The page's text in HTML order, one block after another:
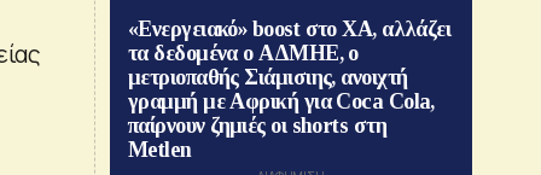
«Ενεργειακό» boost στο ΧΑ, αλλάζει
τα δεδομένα ο ΑΔΜΗΕ, ο
μετριοπαθής Σιάμισιης, ανοιχτή
γραμμή με Αφρική για Coca Cola,
παίρνουν ζημιές οι shorts στη
Metlen